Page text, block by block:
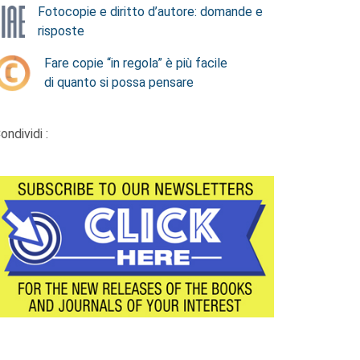
Fotocopie e diritto d’autore: domande e
risposte
Fare copie “in regola” è più facile
di quanto si possa pensare
: